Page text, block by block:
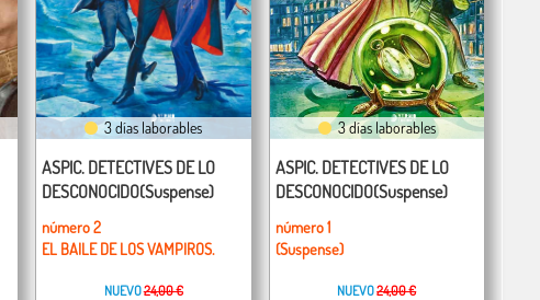
3 días laborables
ASPIC. DETECTIVES DE LO
DESCONOCIDO(Suspense)
número 2
EL BAILE DE LOS VAMPIROS.
NUEVO24,00 €
3 días laborables
ASPIC. DETECTIVES DE LO
DESCONOCIDO(Suspense)
número 1
(Suspense)
NUEVO24,00 €